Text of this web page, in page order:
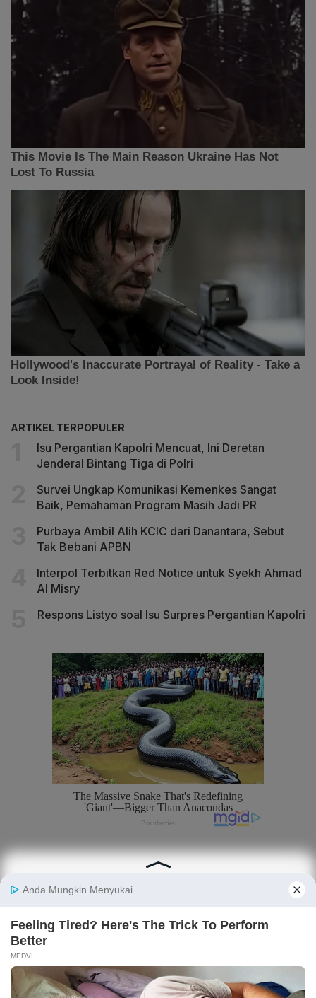
ARTIKEL TERPOPULER
Isu Pergantian Kapolri Mencuat, Ini Deretan
Jenderal Bintang Tiga di Polri
Survei Ungkap Komunikasi Kemenkes Sangat
Baik, Pemahaman Program Masih Jadi PR
Purbaya Ambil Alih KCIC dari Danantara, Sebut
Tak Bebani APBN
Interpol Terbitkan Red Notice untuk Syekh Ahmad
Al Misry
Respons Listyo soal Isu Surpres Pergantian Kapolri